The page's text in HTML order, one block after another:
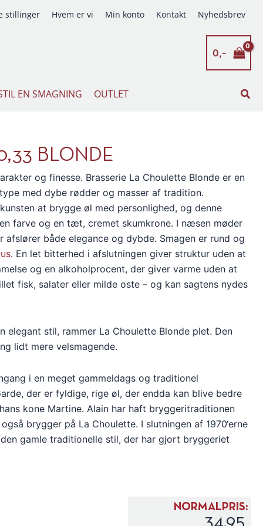
stillinger Hvem er vi Min konto Kontakt Nyhedsbrev
0,-
EN SMAGNING OUTLET Søg
BLONDE
og finesse. Brasserie La Choulette Blonde er en
med dybe rødder og masser af tradition.
at brygge øl med personlighed, og denne
farve og en tæt, cremet skumkrone. I næsen møder
både elegance og dybde. Smagen er rund og
. En let bitterhed i afslutningen giver struktur uden at
og en alkoholprocent, der giver varme uden at
fisk, salater eller milde oste – og kan sagtens nydes
stil, rammer La Choulette Blonde plet. Den
lidt mere velsmagende.
i en meget gammeldags og traditionel
der er fyldige, rige øl, der endda kan blive bedre
kone Martine. Alain har haft bryggeritraditionen
brygger på La Choulette. I slutningen af 1970‘erne
gamle traditionelle stil, der har gjort bryggeriet
NORMALPRIS:
34,95